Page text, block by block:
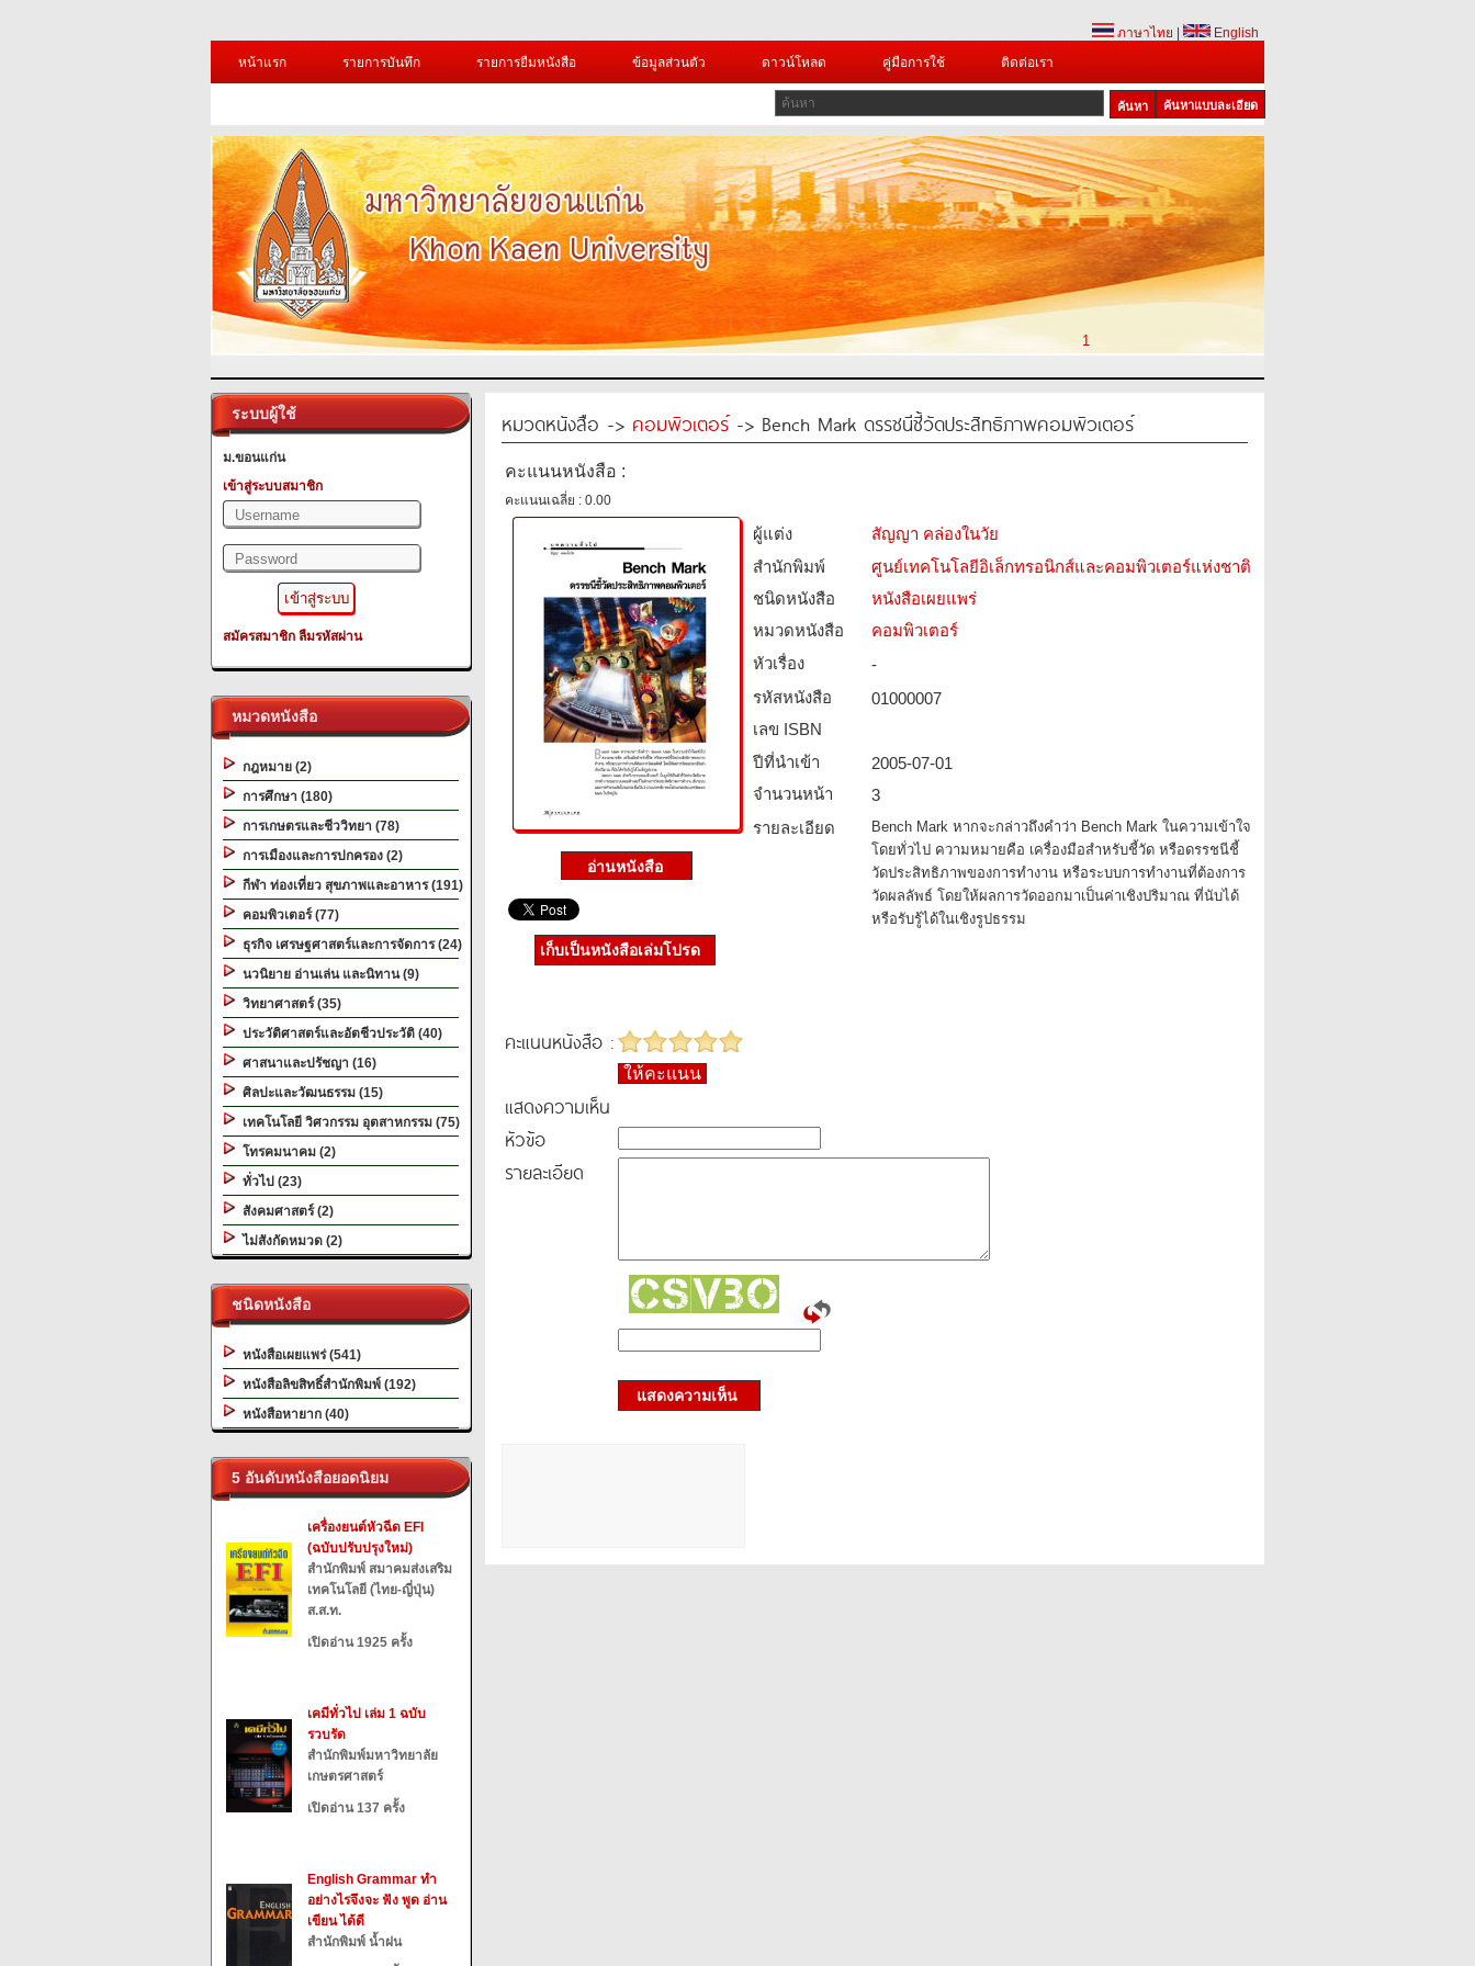
ภาษาไทย
English
หน้าแรก
รายการบันทึก รายการยืมหนังสือ ข้อมูลส่วนตัว ดาวน์โหลด คู่มือการใช้ ติดต่อเรา
ค้นหาแบบละเอียด
1
ระบบผู้ใช้
ม.ขอนแก่น
เข้าสู่ระบบสมาชิก
สมัครสมาชิก ลืมรหัสผ่าน
หมวดหนังสือ
กฎหมาย (2)
การศึกษา (180)
การเกษตรและชีววิทยา (78)
การเมืองและการปกครอง (2)
กีฬา ท่องเที่ยว สุขภาพและอาหาร (191)
คอมพิวเตอร์ (77)
ธุรกิจ เศรษฐศาสตร์และการจัดการ (24)
นวนิยาย อ่านเล่น และนิทาน (9)
วิทยาศาสตร์ (35)
ประวัติศาสตร์และอัตชีวประวัติ (40)
ศาสนาและปรัชญา (16)
ศิลปะและวัฒนธรรม (15)
เทคโนโลยี วิศวกรรม อุตสาหกรรม (75)
โทรคมนาคม (2)
ทั่วไป (23)
สังคมศาสตร์ (2)
ไม่สังกัดหมวด (2)
ชนิดหนังสือ
หนังสือเผยแพร่ (541)
หนังสือลิขสิทธิ์สำนักพิมพ์ (192)
หนังสือหายาก (40)
5 อันดับหนังสือยอดนิยม
เครื่องยนต์หัวฉีด EFI
(ฉบับปรับปรุงใหม่)
สำนักพิมพ์ สมาคมส่งเสริม
เทคโนโลยี (ไทย-ญี่ปุ่น)
ส.ส.ท.
เปิดอ่าน 1925 ครั้ง
เคมีทั่วไป เล่ม 1 ฉบับ
รวบรัด
สำนักพิมพ์มหาวิทยาลัย
เกษตรศาสตร์
เปิดอ่าน 137 ครั้ง
English Grammar ทำ
อย่างไรจึงจะ ฟัง พูด อ่าน
เขียน ได้ดี
สำนักพิมพ์ น้ำฝน
หมวดหนังสือ -> คอมพิวเตอร์-> Bench Mark ดรรชนีชี้วัดประสิทธิภาพคอมพิวเตอร์
คะแนนหนังสือ :
คะแนนเฉลี่ย : 0.00
ผู้แต่ง
สัญญา คล่องในวัย
สำนักพิมพ์
ศูนย์เทคโนโลยีอิเล็กทรอนิกส์และคอมพิวเตอร์แห่งชาติ
ชนิดหนังสือ­
หนังสือเผยแพร่
หมวดหนังสือ­
คอมพิวเตอร์
หัวเรื่อง
-
รหัสหนังสือ­
01000007
เลข ISBN
ปีที่นำเข้า
2005-07-01
จำนวนหน้า
3
รายละเอียด
Bench Mark หากจะกล่าวถึงคำว่า Bench Mark ในความเข้าใจ
โดยทั่วไป ความหมายคือ เครื่องมือสำหรับชี้วัด หรือดรรชนีชี้
วัดประสิทธิภาพของการทำงาน หรือระบบการทำงานที่ต้องการ
วัดผลลัพธ์ โดยให้ผลการวัดออกมาเป็นค่าเชิงปริมาณ ที่นับได้
หรือรับรู้ได้ในเชิงรูปธรรม
เก็บเป็นหนังสือเล่มโปรด
คะแนนหนังสือ :
ให้คะแนน
แสดงความเห็น
หัวข้อ
รายละเอียด
แสดงความเห็น